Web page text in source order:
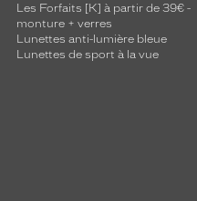
Les Forfaits [K] à partir de 39€ -
monture + verres
Lunettes anti-lumière bleue
Lunettes de sport à la vue